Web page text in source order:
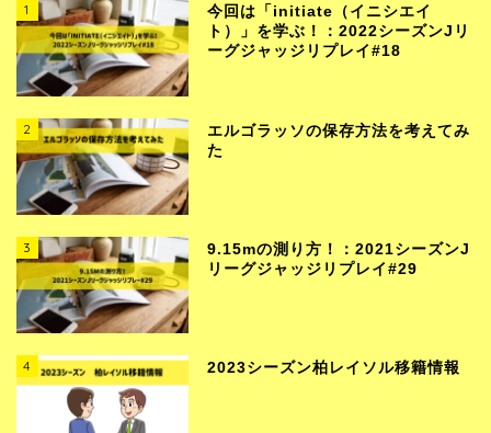
1
今回は「initiate（イニシエイ
ト）」を学ぶ！：2022シーズンJリ
ーグジャッジリプレイ#18
2
エルゴラッソの保存方法を考えてみ
た
3
9.15mの測り方！：2021シーズンJ
リーグジャッジリプレイ#29
4 2023シーズン柏レイソル移籍情報